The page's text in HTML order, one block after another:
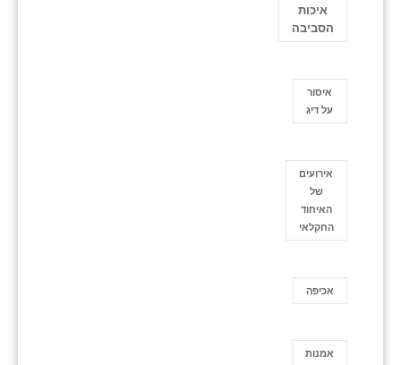
איכות
הסביבה
איסור
על דיג
אירועים
של
האיחוד
החקלאי
אכיפה
אמנות